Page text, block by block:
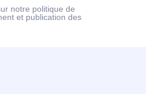
notre politique de
et publication des